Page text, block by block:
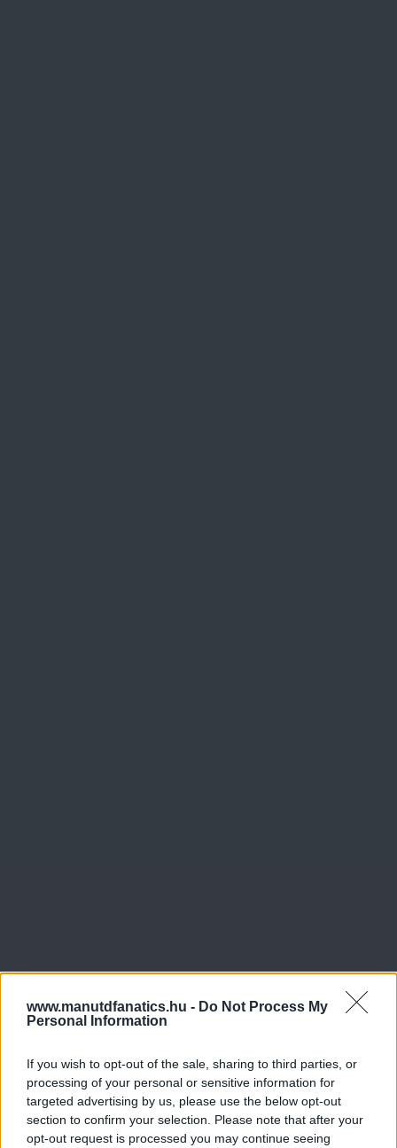
www.manutdfanatics.hu - Do Not Process My
Personal Information
If you wish to opt-out of the sale, sharing to third parties, or
processing of your personal or sensitive information for
targeted advertising by us, please use the below opt-out
section to confirm your selection. Please note that after your
opt-out request is processed you may continue seeing